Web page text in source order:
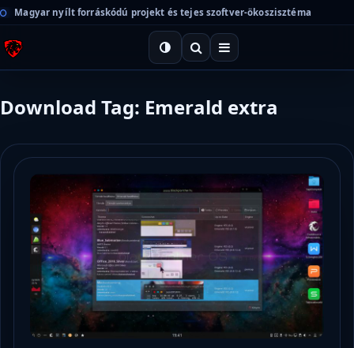
Magyar nyílt forráskódú projekt és tejes szoftver-ökoszisztéma
Download Tag: Emerald extra